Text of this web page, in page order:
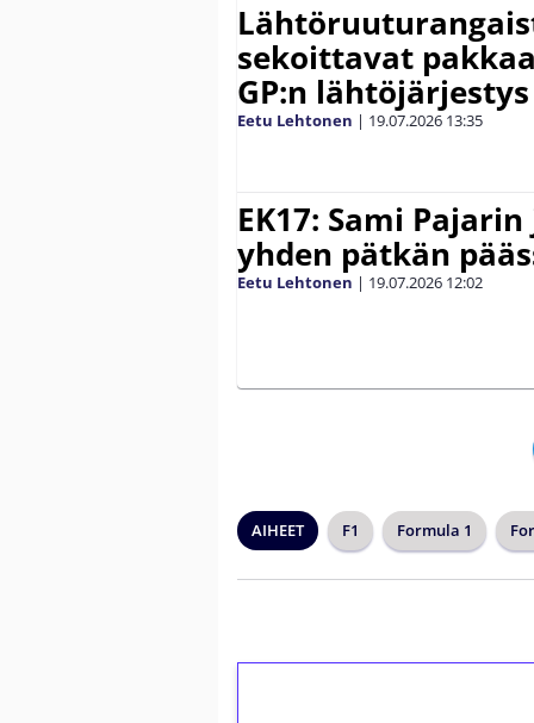
sekoittavat
GP:n lähtöjärjestys
Eetu Lehtonen | 19.07.2026 13:35
EK17: Sami
yhden pätkän
Eetu Lehtonen | 19.07.2026 12:02
AIHEET F1 Formula 1